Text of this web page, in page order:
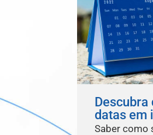
datas em
Saber como